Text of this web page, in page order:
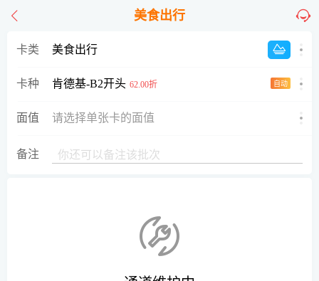
美食出行
卡类 美食出行
卡种 肯德基-B2开头 自动
62.00折
面值 请选择单张卡的面值
备注